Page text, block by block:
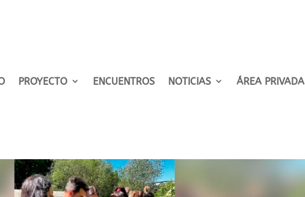
PROYECTO ENCUENTROS NOTICIAS ÁREA PRIVADA